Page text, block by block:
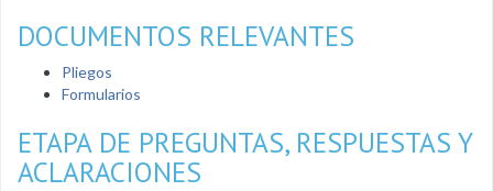
DOCUMENTOS RELEVANTES
Pliegos
Formularios
ETAPA DE PREGUNTAS, RESPUESTAS Y
ACLARACIONES